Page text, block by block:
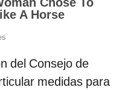
del Consejo de
medidas para